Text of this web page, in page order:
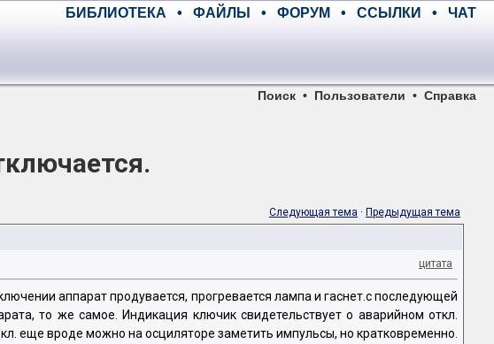
БИБЛИОТЕКА • ФАЙЛЫ • ФОРУМ • ССЫЛКИ • ЧАТ
Поиск • Пользователи • Справка
Следующая тема · Предыдущая тема
цитата
аппарат продувается, прогревается лампа и гаснет.с последующей
то же самое. Индикация ключик свидетельствует о аварийном откл.
еще вроде можно на осциляторе заметить импульсы, но кратковременно.